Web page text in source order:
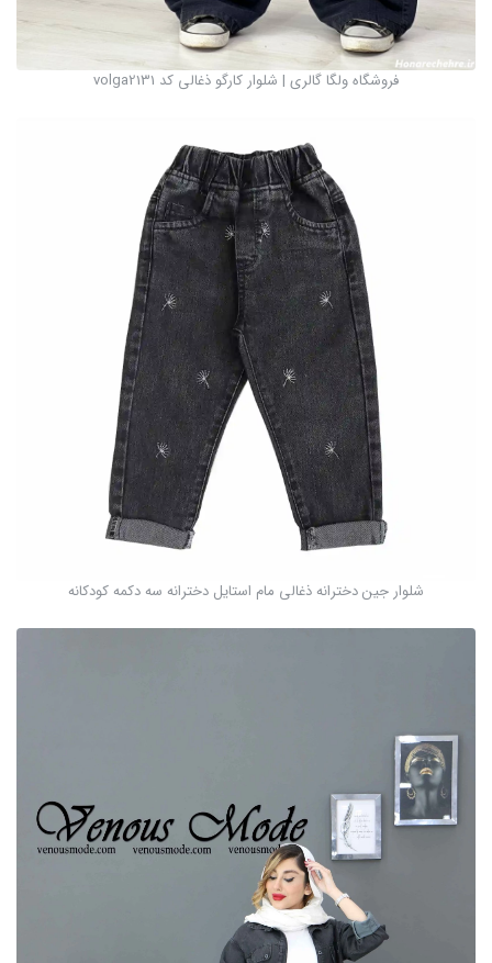
فروشگاه ولگا گالری | شلوار کارگو ذغالی کد volga2131
شلوار جین دخترانه ذغالی مام استایل دخترانه سه دکمه کودکانه